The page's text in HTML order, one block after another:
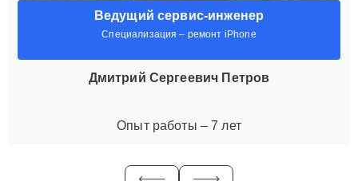
Ведущий сервис-инженер
Специализация – ремонт iPhone
Дмитрий Сергеевич Петров
Опыт работы – 7 лет